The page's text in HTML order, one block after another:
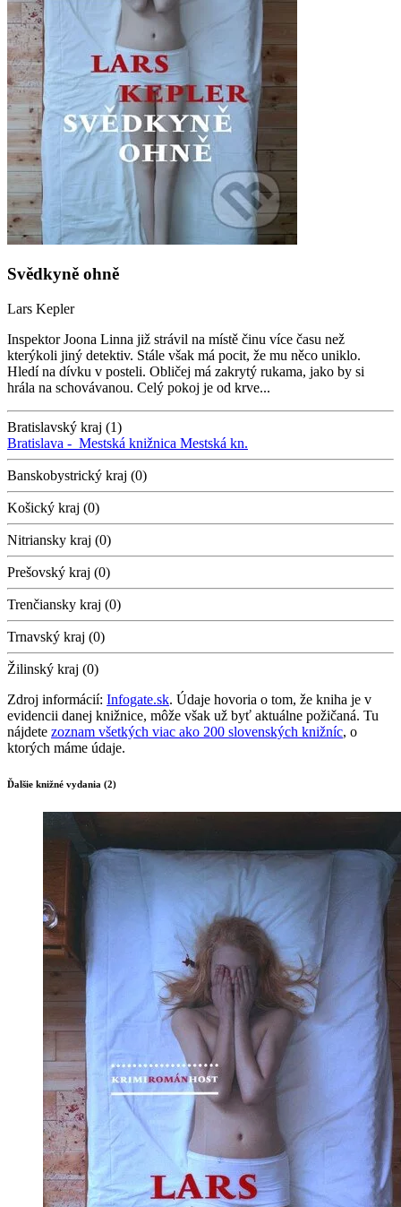
Svědkyně ohně
Lars Kepler
Inspektor Joona Linna již strávil na místě činu více času než
kterýkoli jiný detektiv. Stále však má pocit, že mu něco uniklo.
Hledí na dívku v posteli. Obličej má zakrytý rukama, jako by si
hrála na schovávanou. Celý pokoj je od krve...
Bratislavský kraj (1)
Bratislava - Mestská knižnica Mestská kn.
Banskobystrický kraj (0)
Košický kraj (0)
Nitriansky kraj (0)
Prešovský kraj (0)
Trenčiansky kraj (0)
Trnavský kraj (0)
Žilinský kraj (0)
Zdroj informácií: Infogate.sk. Údaje hovoria o tom, že kniha je v
evidencii danej knižnice, môže však už byť aktuálne požičaná. Tu
nájdete zoznam všetkých viac ako 200 slovenských knižníc, o
ktorých máme údaje.
Ďalšie knižné vydania (2)